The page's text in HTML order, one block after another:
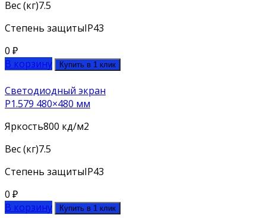
Вес (кг)7.5
Степень защитыIP43
0 ₽
В корзину
Купить в 1 клик
Светодиодный экран
P1.579 480×480 мм
Яркость800 кд/м2
Вес (кг)7.5
Степень защитыIP43
0 ₽
В корзину
Купить в 1 клик